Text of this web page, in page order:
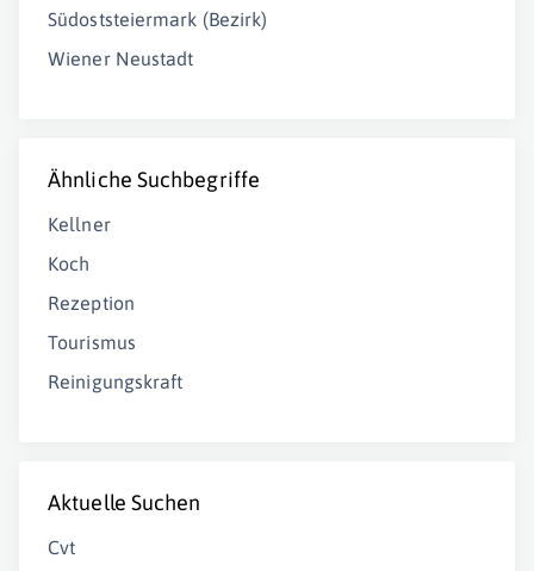
Südoststeiermark (Bezirk)
Wiener Neustadt
Ähnliche Suchbegriffe
Kellner
Koch
Rezeption
Tourismus
Reinigungskraft
Aktuelle Suchen
Cvt